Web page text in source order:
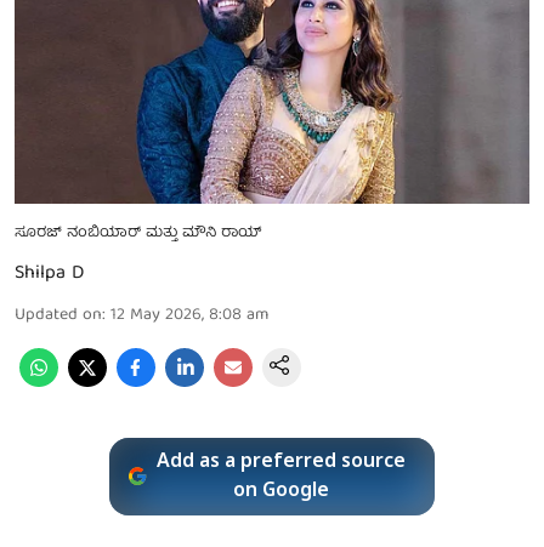
ಸೂರಜ್ ನಂಬಿಯಾರ್ ಮತ್ತು ಮೌನಿ ರಾಯ್
Shilpa D
Updated on: 12 May 2026, 8:08 am
Add as a preferred source
on Google